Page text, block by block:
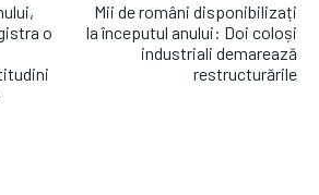
o
Mii de români disponibilizați
la începutul anului: Doi coloși
industriali demarează
restructurările